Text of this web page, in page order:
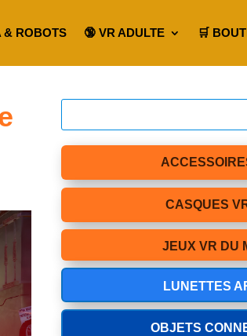
& ROBOTS 🔞 VR ADULTE 🛒
CASQUES
JEUX VR DU
LUNETTES
OBJETS